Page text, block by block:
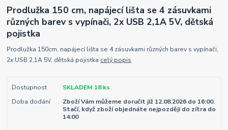
Prodlužka 150 cm, napájecí lišta se 4 zásuvkami
různých barev s vypínači, 2x USB 2,1A 5V, dětská
pojistka
Prodlužka 150cm, napájecí lišta se 4 zásuvkami různých barev s vypínači,
2x USB 2,1A 5V, dětská pojistka celý popis
Dostupnost
SKLADEM 18 ks
Doba dodání
Zboží Vám můžeme doručit již 12.08.2026 do 16:00.
Stačí, když zboží objednáte nejpozději do zítra do
14:00